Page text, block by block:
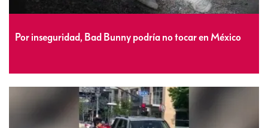
Por inseguridad, Bad Bunny podría no tocar en México